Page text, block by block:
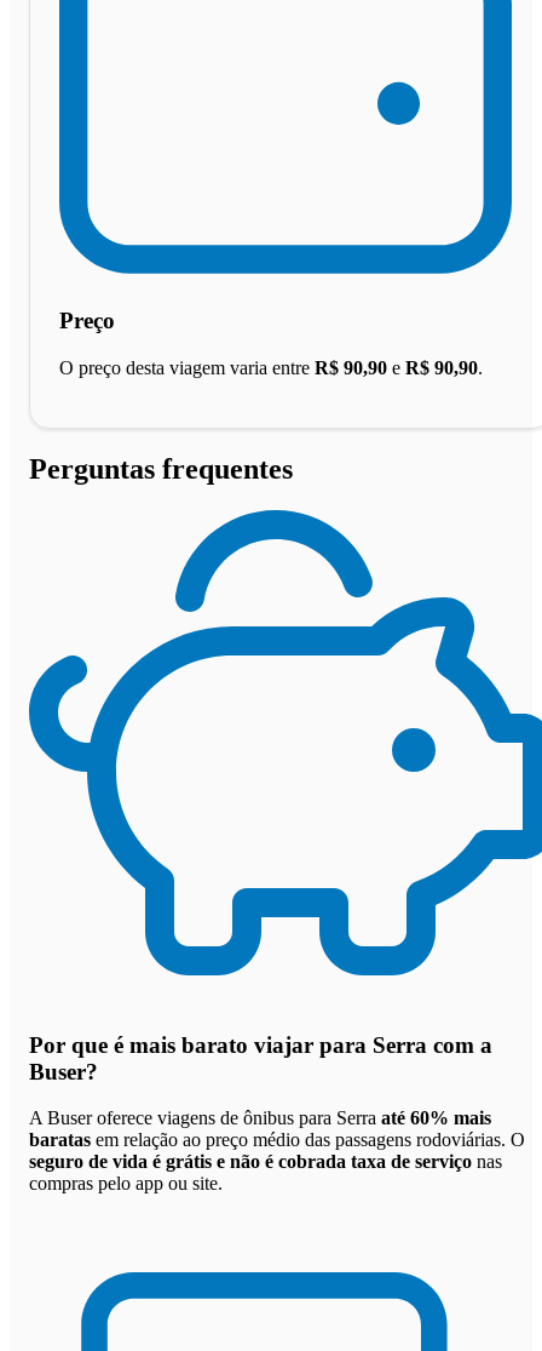
Preço
O preço desta viagem varia entre R$ 90,90 e R$ 90,90.
Perguntas frequentes
Por que é mais barato viajar para Serra com a
Buser?
A Buser oferece viagens de ônibus para Serra até 60% mais
baratas em relação ao preço médio das passagens rodoviárias. O
seguro de vida é grátis e não é cobrada taxa de serviço nas
compras pelo app ou site.